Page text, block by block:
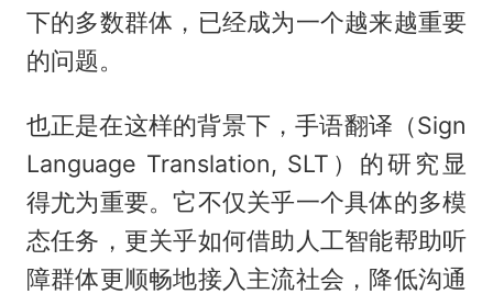
下的多数群体，已经成为一个越来越重要
的问题。
也正是在这样的背景下，手语翻译（Sign
Language Translation, SLT）的研究显
得尤为重要。它不仅关乎一个具体的多模
态任务，更关乎如何借助人工智能帮助听
障群体更顺畅地接入主流社会，降低沟通